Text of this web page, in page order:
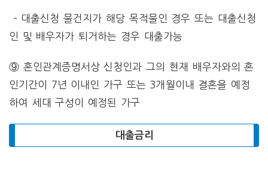
– 대출신청 물건지가 해당 목적물인 경우 또는 대출신청
인 및 배우자가 퇴거하는 경우 대출가능
⑨ 혼인관계증명서상 신청인과 그의 현재 배우자와의 혼
인기간이 7년 이내인 가구 또는 3개월이내 결혼을 예정
하여 세대 구성이 예정된 가구
대출금리